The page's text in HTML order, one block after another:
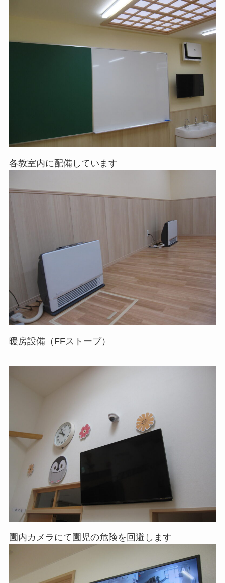
各教室内に配備しています
暖房設備（FFストーブ）
園内カメラにて園児の危険を回避します